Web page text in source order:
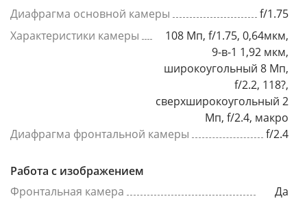
Диафрагма основной камеры
f/1.75
Характеристики камеры
108 Мп, f/1.75, 0,64мкм,
9-в-1 1,92 мкм,
широкоугольный 8 Мп,
f/2.2, 118?,
сверхширокоугольный 2
Мп, f/2.4, макро
Диафрагма фронтальной камеры
f/2.4
Работа с изображением
Фронтальная камера
Да